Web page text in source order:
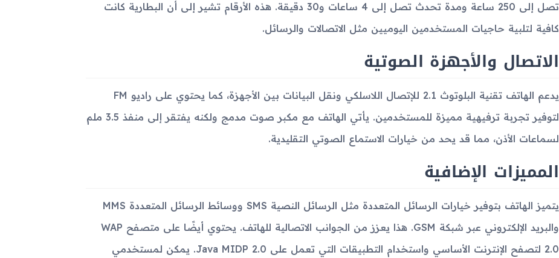
تصل إلى 250 ساعة ومدة تحدث تصل إلى 4 ساعات و30 دقيقة. هذه الأرقام تشير إلى أن البطارية كانت
كافية لتلبية حاجيات المستخدمين اليوميين مثل الاتصالات والرسائل.
الاتصال والأجهزة الصوتية
يدعم الهاتف تقنية البلوتوث 2.1 للإتصال اللاسلكي ونقل البيانات بين الأجهزة، كما يحتوي على راديو FM
لتوفير تجربة ترفيهية مميزة للمستخدمين. يأتي الهاتف مع مكبر صوت مدمج ولكنه يفتقر إلى منفذ 3.5 ملم
لسماعات الأذن، مما قد يحد من خيارات الاستماع الصوتي التقليدية.
المميزات الإضافية
يتميز الهاتف بتوفير خيارات الرسائل المتعددة مثل الرسائل النصية SMS ووسائط الرسائل المتعددة MMS
والبريد الإلكتروني عبر شبكة GSM. هذا يعزز من الجوانب الاتصالية للهاتف. يحتوي أيضًا على متصفح WAP
2.0 لتصفح الإنترنت الأساسي واستخدام التطبيقات التي تعمل على Java MIDP 2.0. يمكن لمستخدمي